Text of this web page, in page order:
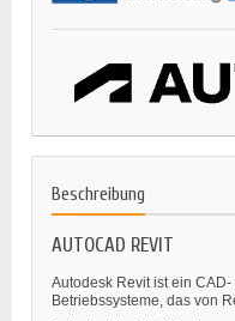
Beschreibung
AUTOCAD REVIT
Autodesk Revit ist ein
Betriebssysteme, das von